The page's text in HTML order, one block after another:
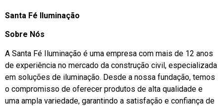
Santa Fé Iluminação
Sobre Nós
A Santa Fé Iluminação é uma empresa com mais de 12 anos
de experiência no mercado da construção civil, especializada
em soluções de iluminação. Desde a nossa fundação, temos
o compromisso de oferecer produtos de alta qualidade e
uma ampla variedade, garantindo a satisfação e confiança de